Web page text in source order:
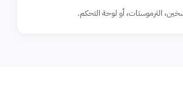
الثرموستات، أو لوحة التحكم.